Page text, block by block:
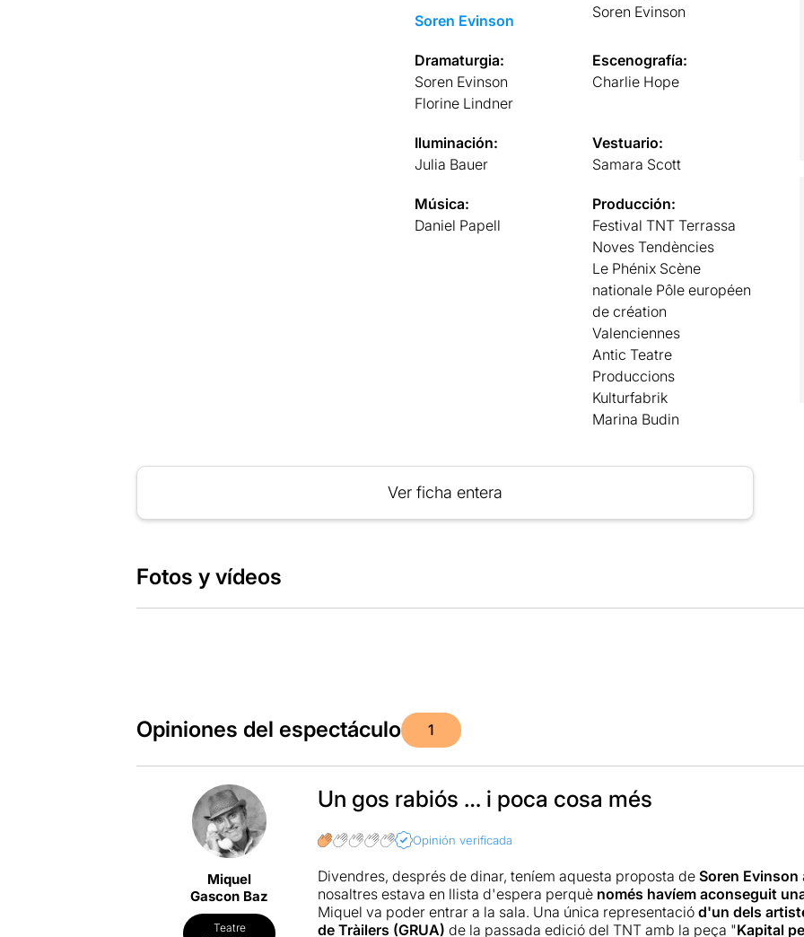
Soren Evinson
Soren Evinson
Dramaturgia:
Soren Evinson
Florine Lindner
Escenografía:
Charlie Hope
Iluminación:
Julia Bauer
Vestuario:
Samara Scott
Música:
Daniel Papell
Producción:
Festival TNT Terrassa
Noves Tendències
Le Phénix Scène
nationale Pôle européen
de création
Valenciennes
Antic Teatre
Produccions
Kulturfabrik
Marina Budin
Ver ficha entera
Fotos y vídeos
Opiniones del espectáculo 1
Miquel
Gascon Baz
Teatre
Un gos rabiós … i poca cosa més
Opinión verificada
Divendres, després de dinar, teníem aquesta proposta de Soren Evinson
nosaltres estava en llista d'espera perquè només havíem aconseguit
Miquel va poder entrar a la sala. Una única representació d'un dels
de Tràilers (GRUA) de la passada edició del TNT amb la peça "Kapital